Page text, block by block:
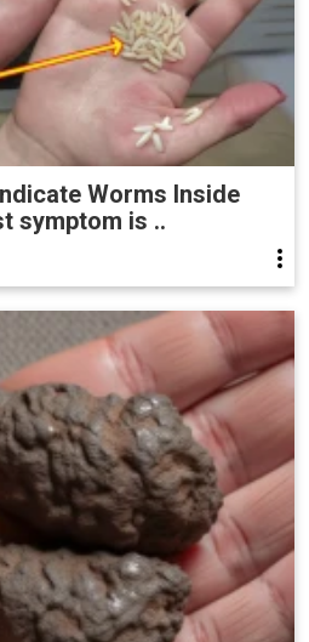
Worms Inside
symptom is ..